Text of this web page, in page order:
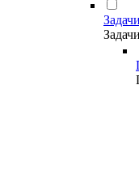
Задачи
Задачи